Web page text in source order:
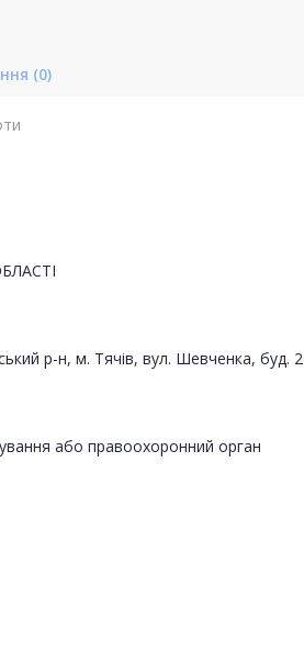
(0)
р-н, м. Тячів, вул. Шевченка, буд. 2
або правоохоронний орган